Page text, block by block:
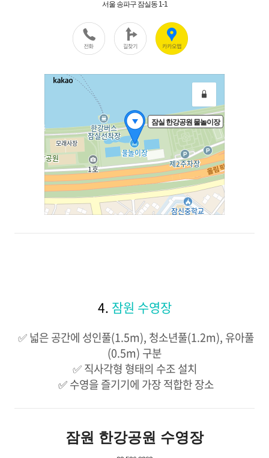
4. 잠원 수영장
​ ✅ 넓은 공간에 성인풀(1.5m), 청소년풀(1.2m), 유아풀
(0.5m) 구분
​ ✅ 직사각형 형태의 수조 설치 ​
✅수영을 즐기기에 가장 적합한 장소